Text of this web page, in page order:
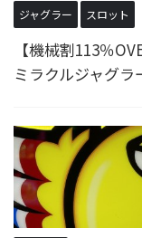
ジャグラー スロット
【機械割113％
ミラクルジャグ